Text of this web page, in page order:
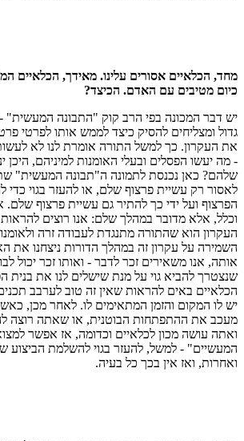
מחד, הכלאיים אסורים עלינו. מאידך, הכלאיים
כיום מטיבים עם האדם. הכיצד?
יש דבר המכונה בפי הרב קוק "התבונה המעשית"
גדול ומצליחים להסיק כיצד לממש אותו לפרטי
את העקרון. כך למשל התורה אומרת לנו לא
- מה יעשו הפסלים ובעלי האומנות למיניהם, היכן
שלהם? כאן נכנסת לתמונה ה"תבונה המעשית"
לאסור רק עשיית פרצוף שלם, או להעזר בגוי כדי
הפרצוף ועל ידי כך להתיר גם עשיית פרצוף שלם.
וכלל, אלא מדובר במהלך שלם: אנו רוצים
העקרון הוא שהתורה מתנגדת לעבודה זרה
השמירה על עקרון זה במהלך הדורות ניצחנו את
אותה, אנו משאירים זכר לדבר - ואותו זכר יכול
שנצטרך להביא גוי על מנת שישלים לנו את בנית
הכלאיים באים להראות שאין זה טוב לערבב
יש לו המקום והזמן המתאימים לו. לאחר מכן,
מעכב את ההתפתחות הבוטנית, או שאתה רוצה
ואתה עושה מכון לכלאיים וכדומה, אז אפשר
המעשיים" - למשל, להעזר בגוי להשלמת הביצוע
ואחרות, ואז אין בכך כל בעיה.